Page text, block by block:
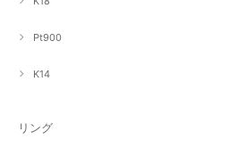
Pt900
K14
リング